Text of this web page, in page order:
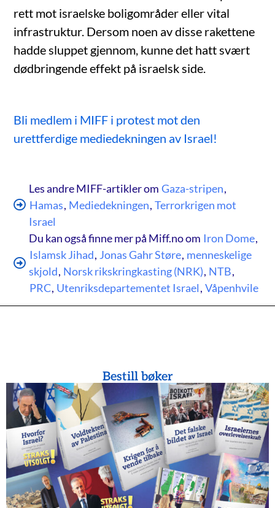
rett mot israelske boligområder eller vital
infrastruktur. Dersom noen av disse rakettene
hadde sluppet gjennom, kunne det hatt svært
dødbringende effekt på israelsk side.
Bli medlem i MIFF i protest mot den
urettferdige mediedekningen av Israel!
Les andre MIFF-artikler om Gaza-stripen,
Hamas, Mediedekningen, Terrorkrigen mot
Israel
Du kan også finne mer på Miff.no om Iron Dome,
Islamsk Jihad, Jonas Gahr Støre, menneskelige
skjold, Norsk rikskringkasting (NRK), NTB,
PRC, Utenriksdepartementet Israel, Våpenhvile
Bestill bøker